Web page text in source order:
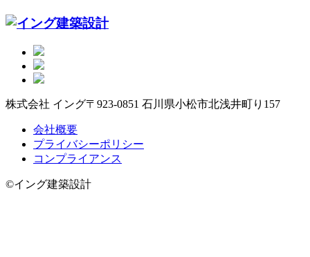
株式会社 イング〒923-0851 石川県小松市北浅井町り157
会社概要
プライバシーポリシー
コンプライアンス
©イング建築設計